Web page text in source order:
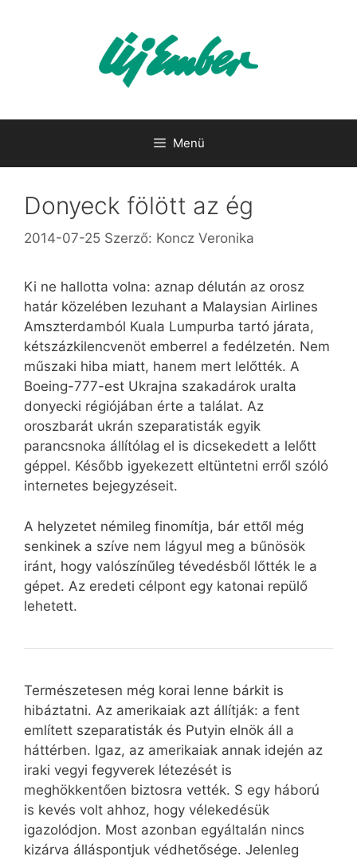
Menü
Donyeck fölött az ég
2014-07-25 Szerző: Koncz Veronika
Ki ne hallotta volna: aznap délután az orosz
határ közelében lezuhant a Malaysian Airlines
Amszterdamból Kuala Lumpurba tartó járata,
kétszázkilencvenöt emberrel a fedélzetén. Nem
műszaki hiba miatt, hanem mert lelőtték. A
Boeing-777-est Ukrajna szakadárok uralta
donyecki régiójában érte a találat. Az
oroszbarát ukrán szeparatisták egyik
parancsnoka állítólag el is dicsekedett a lelőtt
géppel. Később igyekezett eltüntetni erről szóló
internetes bejegyzéseit.
A helyzetet némileg finomítja, bár ettől még
senkinek a szíve nem lágyul meg a bűnösök
iránt, hogy valószínűleg tévedésből lőtték le a
gépet. Az eredeti célpont egy katonai repülő
lehetett.
Természetesen még korai lenne bárkit is
hibáztatni. Az amerikaiak azt állítják: a fent
említett szeparatisták és Putyin elnök áll a
háttérben. Igaz, az amerikaiak annak idején az
iraki vegyi fegyverek létezését is
meghökkentően biztosra vették. S egy háború
is kevés volt ahhoz, hogy vélekedésük
igazolódjon. Most azonban egyáltalán nincs
kizárva álláspontjuk védhetősége. Jelenleg